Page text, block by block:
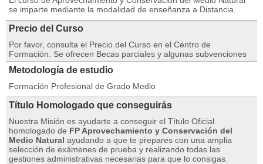
se imparte mediante la modalidad de enseñanza a Distancia.
Precio del Curso
Por favor, consulta el Precio del Curso en el Centro de
Formación. Se ofrecen Becas parciales y algunas subvenciones
Metodología de estudio
Formación Profesional de Grado Medio
Título Homologado que conseguirás
Nuestra Misión es ayudarte a conseguir el Título Oficial
homologado de FP Aprovechamiento y Conservación del
Medio Natural ayudando a que te prepares con una amplia
selección de exámenes de prueba y realizando todas las
gestiones administrativas necesarias para que lo consigas.